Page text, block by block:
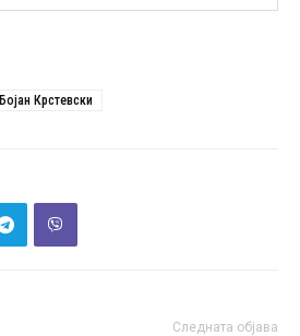
Бојан Крстевски
Следната објава